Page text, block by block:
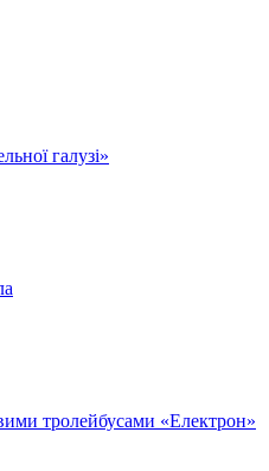
галузі»
тролейбусами «Електрон»